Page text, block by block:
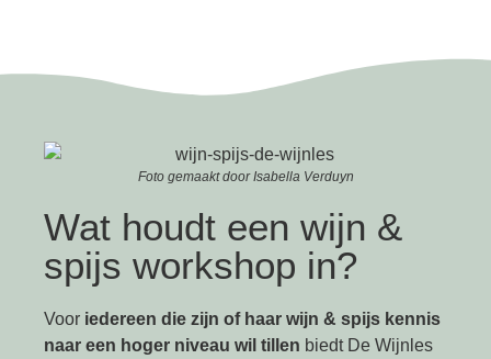
Wat houdt een wijn &
spijs workshop in?
Voor iedereen die zijn of haar wijn & spijs kennis
naar een hoger niveau wil tillen biedt De Wijnles
Foto gemaakt door Isabella Verduyn